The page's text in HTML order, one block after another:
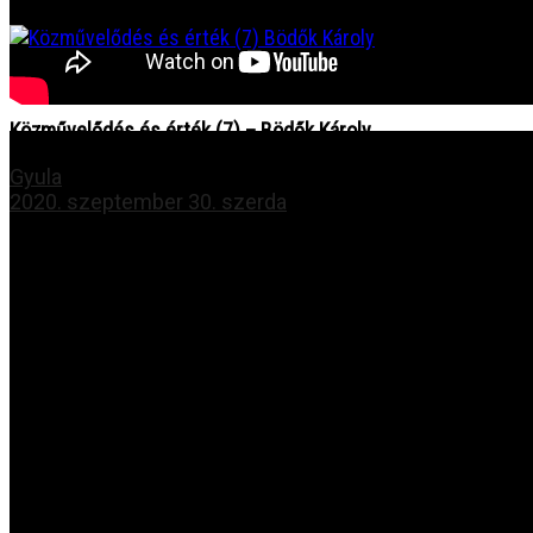
Közművelődés és érték (7) – Bödők Károly
Gyula
2020. szeptember 30. szerda